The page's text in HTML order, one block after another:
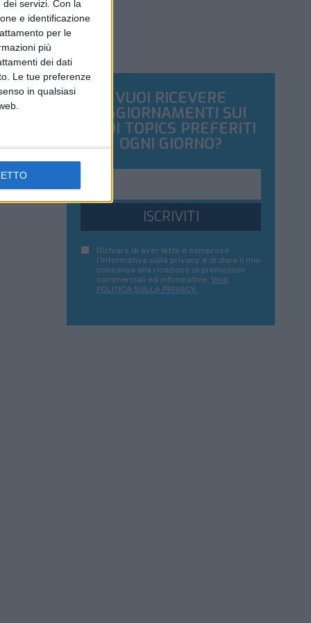
servizi. Con la
e identificazione
per le
più
dei dati
Le tue preferenze
in qualsiasi
VUOI RICEVERE
AGGIORNAMENTI SUI
TUOI TOPICS PREFERITI
OGNI GIORNO?
ISCRIVITI
Dichiaro di aver letto e compreso
l'informativa sulla privacy e di dare il mio
consenso alla ricezione di promozioni
commerciali ed informative. Vedi
POLITICA SULLA PRIVACY.